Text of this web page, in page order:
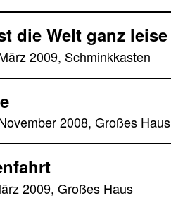
die Welt ganz leise
2009, Schminkkasten
2008, Großes Haus
2009, Großes Haus